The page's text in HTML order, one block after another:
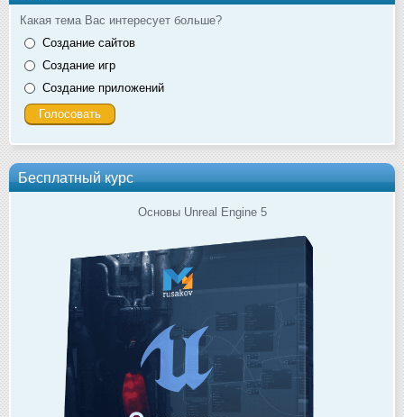
Какая тема Вас интересует больше?
Создание сайтов
Создание игр
Создание приложений
Бесплатный курс
Основы Unreal Engine 5